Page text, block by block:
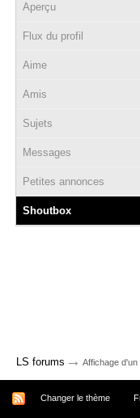
Aperçu
Flux du profil
Aime
Amis
Sujets
Messages
Petites annonces
Shoutbox
LS forums → Affichage
Changer le thème